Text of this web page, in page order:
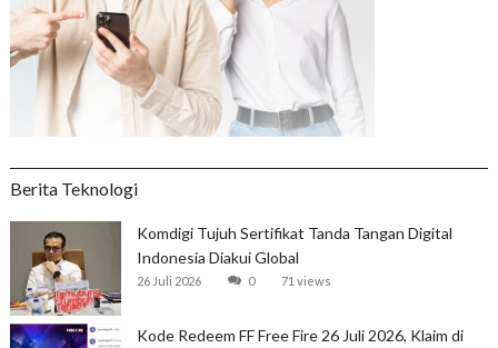
Berita Teknologi
Komdigi Tujuh Sertifikat Tanda Tangan Digital
Indonesia Diakui Global
26 Juli 2026 0 71 views
Kode Redeem FF Free Fire 26 Juli 2026, Klaim di